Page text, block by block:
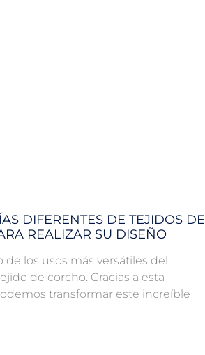
DIFERENTES DE TEJIDOS DE
REALIZAR SU DISEÑO
de los usos más versátiles del
de corcho. Gracias a esta
transformar este increíble